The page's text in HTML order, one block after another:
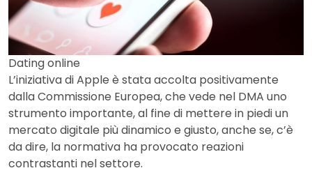
Dating online
L’iniziativa di Apple è stata accolta positivamente
dalla Commissione Europea, che vede nel DMA uno
strumento importante, al fine di mettere in piedi un
mercato digitale più dinamico e giusto, anche se, c’è
da dire, la normativa ha provocato reazioni
contrastanti nel settore.